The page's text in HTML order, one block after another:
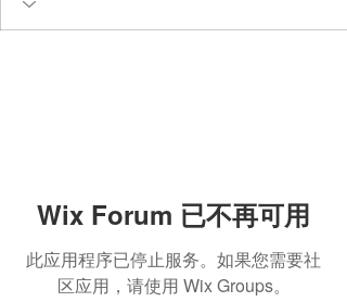
Wix Forum 已不再可用
此应用程序已停止服务。如果您需要社
区应用，请使用 Wix Groups。